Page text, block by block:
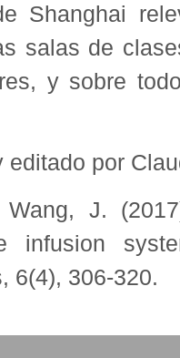
Shanghai
salas de
y sobre
editado por
J.
infusion
6(4), 306-320.